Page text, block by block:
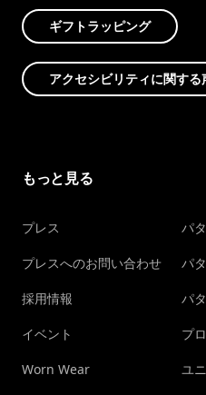
ギフトラッピング
アクセシビリティに関する
もっと見る
プレス
プレスへのお問い合わせ
採用情報
イベント
Worn Wear
パ
パ
パ
プ
ユ